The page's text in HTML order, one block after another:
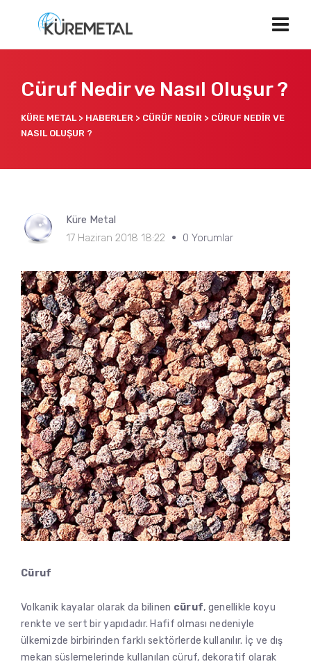
Cüruf Nedir ve Nasıl Oluşur ?
KÜRE METAL> HABERLER > CÜRÜF NEDIR > CÜRUF NEDIR VE
NASIL OLUŞUR ?
Küre Metal
17 Haziran 2018 18:22
0 Yorumlar
Cüruf
Volkanik kayalar olarak da bilinen cüruf, genellikle koyu
renkte ve sert bir yapıdadır. Hafif olması nedeniyle
ülkemizde birbirinden farklı sektörlerde kullanılır. İç ve dış
mekan süslemelerinde kullanılan cüruf, dekoratif olarak